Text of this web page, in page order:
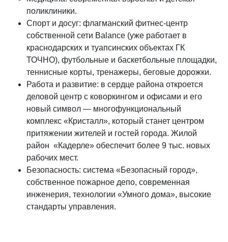
поликлиники.
Спорт и досуг: флагманский фитнес-центр
собственной сети Balance (уже работает в
краснодарских и туапсинских объектах ГК
ТОЧНО), футбольные и баскетбольные площадки,
теннисные корты, тренажеры, беговые дорожки.
Работа и развитие: в сердце района откроется
деловой центр с коворкингом и офисами и его
новый символ — многофункциональный
комплекс «Кристалл», который станет центром
притяжении жителей и гостей города. Жилой
район «Кадерле» обеспечит более 9 тыс. новых
рабочих мест.
Безопасность: система «Безопасный город»,
собственное пожарное депо, современная
инженерия, технологии «Умного дома», высокие
стандарты управления.